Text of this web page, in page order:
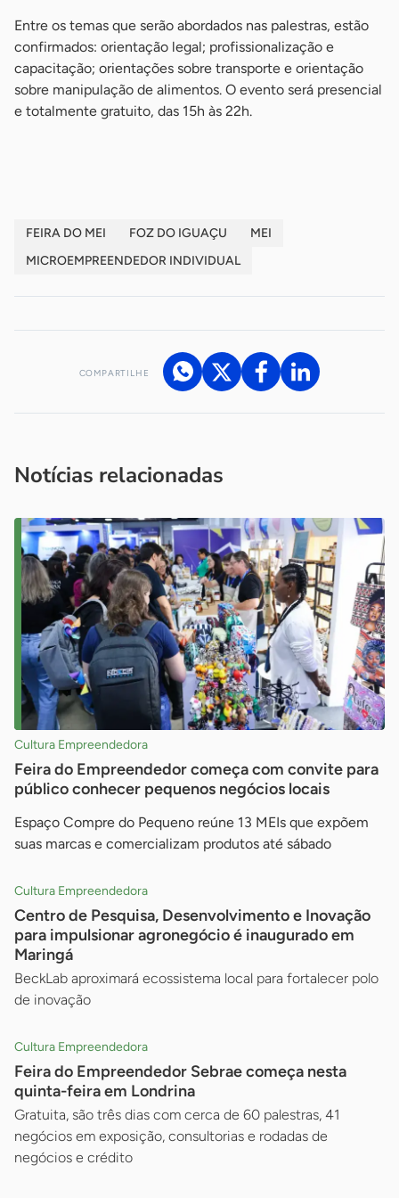
Entre os temas que serão abordados nas palestras, estão
confirmados: orientação legal; profissionalização e
capacitação; orientações sobre transporte e orientação
sobre manipulação de alimentos. O evento será presencial
e totalmente gratuito, das 15h às 22h.
FEIRA DO MEI FOZ DO IGUAÇU
MEI
MICROEMPREENDEDOR INDIVIDUAL
COMPARTILHE
Notícias relacionadas
Cultura Empreendedora
Feira do Empreendedor começa com convite para
público conhecer pequenos negócios locais
Espaço Compre do Pequeno reúne 13 MEIs que expõem
suas marcas e comercializam produtos até sábado
Cultura Empreendedora
Centro de Pesquisa, Desenvolvimento e Inovação
para impulsionar agronegócio é inaugurado em
Maringá
BeckLab aproximará ecossistema local para fortalecer polo
de inovação
Cultura Empreendedora
Feira do Empreendedor Sebrae começa nesta
quinta-feira em Londrina
Gratuita, são três dias com cerca de 60 palestras, 41
negócios em exposição, consultorias e rodadas de
negócios e crédito